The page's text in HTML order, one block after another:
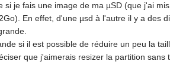
si je fais une image de ma µSD (que j'ai
En effet, d'une µsd à l'autre il y a des
si il est possible de réduire un peu la
que j'aimerais resizer la partition